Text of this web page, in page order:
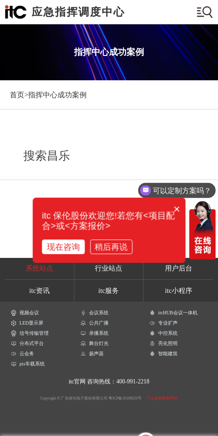
应急指挥调度中心
指挥中心成功案例
首页>指挥中心成功案例
搜索昌乐
系统站点 行业站点 用户后台
itc资讯 itc服务 itc小程序
视频会议 会议系统
itcHUB会议一体机
LED显示屏
公共广播
专业扩声
信号传输管理
录播系统
中控系统
分布式平台
舞台灯光
亮化照明
云会务
扬声器
智能建筑
pis车载系统
itc官网 咨询热线：400-991-2218
Copyright © 广东保伦电子股份有限公司 粤ICP备16106620号 产品参数解释声明
可以定制方案吗？
×
itc 保伦股份欢迎您!若您有<项目配
合>或<方案报价>
现在咨询 稍后再说